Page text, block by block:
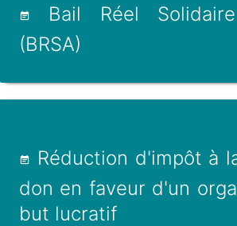
Bail Réel
(BRSA)
Réduction d'impôt à
don en faveur d'un
but lucratif